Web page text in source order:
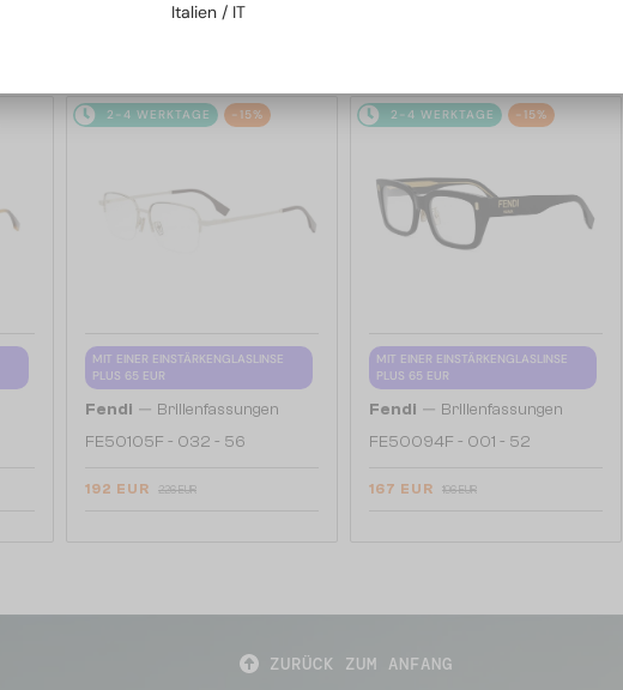
2-4 WERKTAGE -15%
MIT EINER EINSTÄRKENGLASLINSE
PLUS 65 EUR
Fendi — Brillenfassungen
FE50105F - 032 - 56
192 EUR 226 EUR
2-4 WERKTAGE -15%
MIT EINER EINSTÄRKENGLASLINSE
PLUS 65 EUR
Fendi — Brillenfassungen
FE50094F - 001 - 52
167 EUR 196 EUR
ZURÜCK ZUM ANFANG
Italien / IT